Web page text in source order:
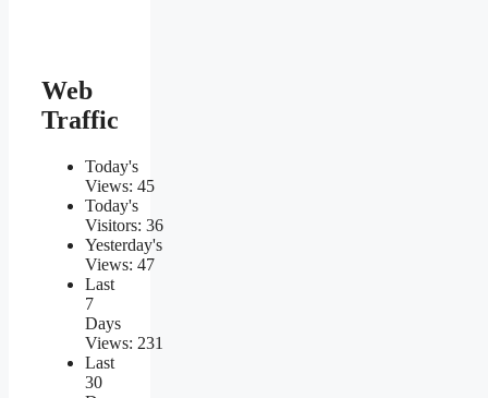
Web
Traffic
Today's
Views: 45
Today's
Visitors: 36
Yesterday's
Views: 47
Last
7
Days
Views: 231
Last
30